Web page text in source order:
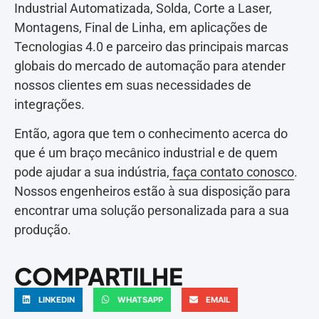
Industrial Automatizada, Solda, Corte a Laser,
Montagens, Final de Linha, em aplicações de
Tecnologias 4.0 e parceiro das principais marcas
globais do mercado de automação para atender
nossos clientes em suas necessidades de
integrações.
Então, agora que tem o conhecimento acerca do
que é um braço mecânico industrial e de quem
pode ajudar a sua indústria, faça contato conosco.
Nossos engenheiros estão à sua disposição para
encontrar uma solução personalizada para a sua
produção.
COMPARTILHE
LINKEDIN WHATSAPP EMAIL